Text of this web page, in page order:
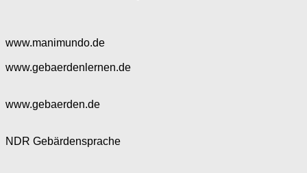
www.manimundo.de
www.gebaerdenlernen.de
www.gebaerden.de
NDR Gebärdensprache